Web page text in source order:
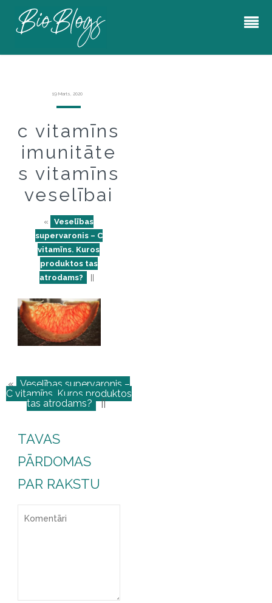
19 Marts, 2020
c vitamīns
imunitāte
s vitamīns
veselībai
«
Veselības
supervaronis – C
vitamīns. Kuros
produktos tas
atrodams?
« Veselības supervaronis –
C vitamīns. Kuros produktos
tas atrodams? ||
TAVAS
PĀRDOMAS
PAR RAKSTU